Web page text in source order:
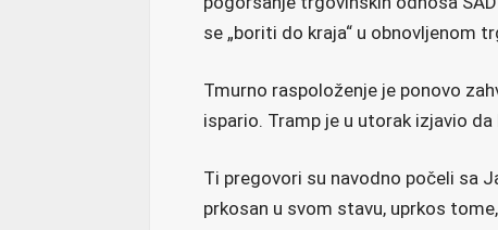
se „boriti do kraja“ u obnovljenom
Tmurno raspoloženje je ponovo
ispario. Tramp je u utorak izjavio
Ti pregovori su navodno počeli sa
prkosan u svom stavu, uprkos